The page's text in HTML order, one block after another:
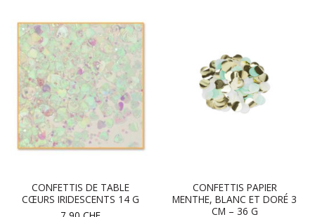
CONFETTIS DE TABLE
CŒURS IRIDESCENTS 14 G
CONFETTIS PAPIER
MENTHE, BLANC ET DORÉ 3
CM – 36 G